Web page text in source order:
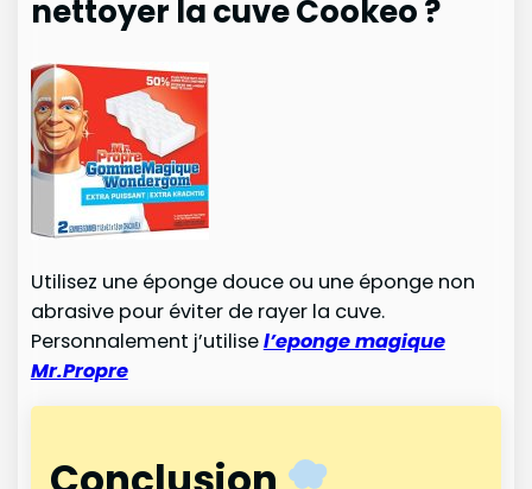
nettoyer la cuve Cookeo ?
Utilisez une éponge douce ou une éponge non
abrasive pour éviter de rayer la cuve.
Personnalement j’utilisel’eponge magique
Mr.Propre